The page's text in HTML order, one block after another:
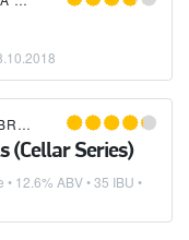
(Cellar Series)
• 12.6% ABV • 35 IBU •